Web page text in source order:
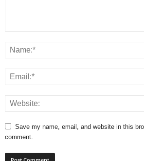
Save my name, email, and website in this
comment.